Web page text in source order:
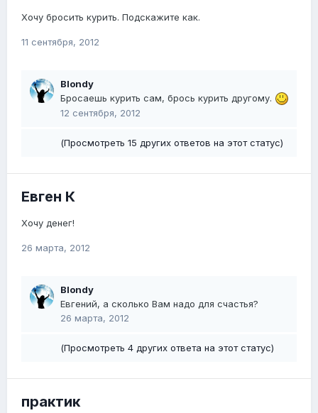
Хочу бросить курить. Подскажите как.
11 сентября, 2012
Blondy
Бросаешь курить сам, брось курить другому.
12 сентября, 2012
(Просмотреть 15 других ответов на этот статус)
Евген К
Хочу денег!
26 марта, 2012
Blondy
Евгений, а сколько Вам надо для счастья?
26 марта, 2012
(Просмотреть 4 других ответа на этот статус)
практик